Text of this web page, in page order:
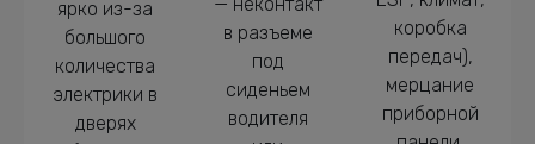
ярко из-за
большого
количества
электрики в
дверях
в разъеме
под
сиденьем
водителя
коробка
передач),
мерцание
приборной